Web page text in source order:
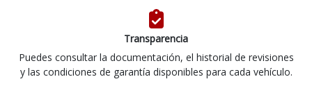
Transparencia
Puedes consultar la documentación, el historial de revisiones
y las condiciones de garantía disponibles para cada vehículo.